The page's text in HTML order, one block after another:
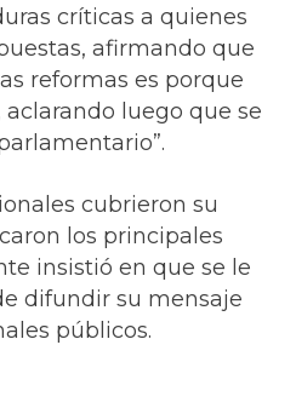
críticas a quienes
afirmando que
reformas es porque
aclarando luego que se
cubrieron su
los principales
insistió en que se le
difundir su mensaje
públicos.